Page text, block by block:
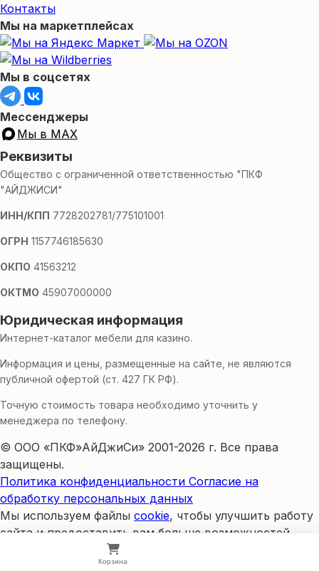
Корзина
Контакты
Мы на маркетплейсах
Мы в соцсетях
Мессенджеры
Мы в MAX
Реквизиты
Общество с ограниченной ответственностью "ПКФ
"АЙДЖИСИ"
ИНН/КПП 7728202781/775101001
ОГРН 1157746185630
ОКПО 41563212
ОКТМО 45907000000
Юридическая информация
Интернет-каталог мебели для казино.
Информация и цены, размещенные на сайте, не являются
публичной офертой (ст. 427 ГК РФ).
Точную стоимость товара необходимо уточнить у
менеджера по телефону.
© ООО «ПКФ»АйДжиСи» 2001-2026 г. Все права
защищены.
Политика конфиденциальности Согласие на
обработку персональных данных
Мы используем файлы cookie, чтобы улучшить работу
сайта и предоставить вам больше возможностей.
Продолжая использовать сайт, вы соглашаетесь на
использование cookies и обработку персональных